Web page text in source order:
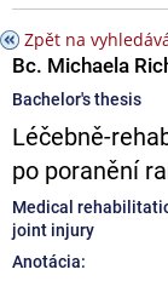
Zpět na
Bc. Michaela
Bachelor's thesis
Léčebně-
po poranění
Medical
joint injury
Anotácia: